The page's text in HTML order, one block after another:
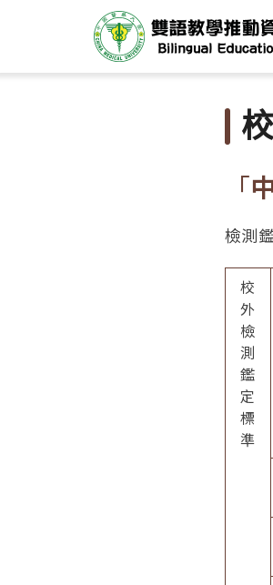
「
檢測
校
外
檢
測
鑑
定
標
準